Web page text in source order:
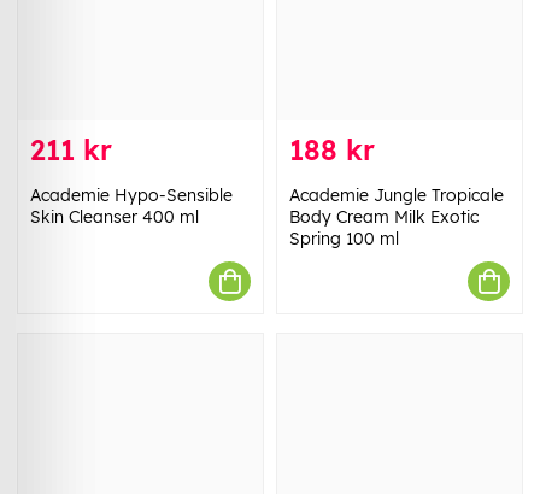
211 kr
Academie Hypo-Sensible
Skin Cleanser 400 ml
188 kr
Academie Jungle Tropicale
Body Cream Milk Exotic
Spring 100 ml